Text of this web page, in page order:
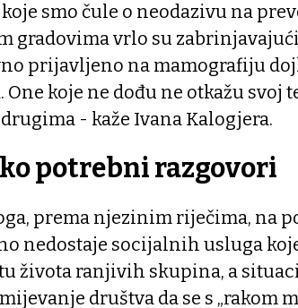
smo čule o neodazivu na
gradovima vrlo su
prijavljeno na mamografiju
One koje ne dođu ne otkažu svoj
- kaže Ivana Kalogjera.
potrebni razgovori
prema njezinim riječima, na
nedostaje socijalnih usluga
života ranjivih skupina, a
društva da se s „rakom